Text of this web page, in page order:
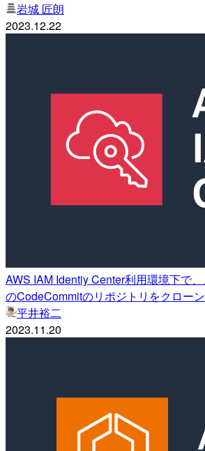
岩城 匠朗
2023.12.22
AWS IAM Identiy Center利用環境下で
のCodeCommitのリポジトリをクロー
平井裕二
2023.11.20